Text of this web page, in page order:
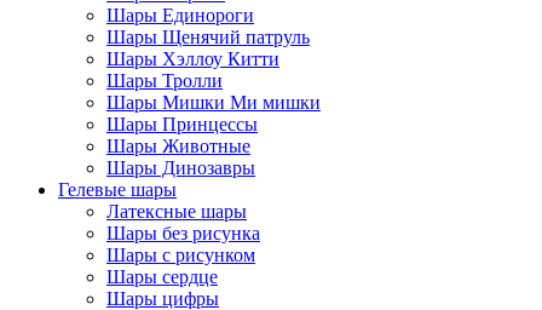
Шары Единороги
Шары Щенячий патруль
Шары Хэллоу Китти
Шары Тролли
Шары Мишки Ми мишки
Шары Принцессы
Шары Животные
Шары Динозавры
Гелевые шары
Латексные шары
Шары без рисунка
Шары с рисунком
Шары сердце
Шары цифры